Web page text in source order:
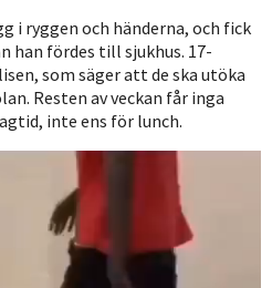
i ryggen och händerna, och fick
han fördes till sjukhus. 17-
som säger att de ska utöka
Resten av veckan får inga
inte ens för lunch.